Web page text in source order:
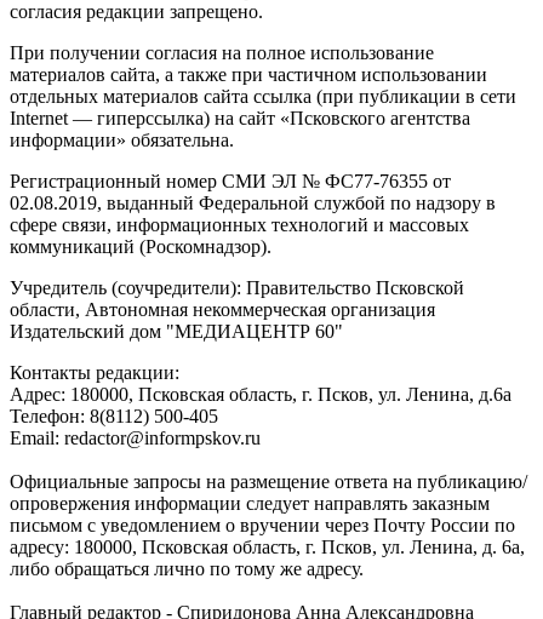
согласия редакции запрещено.
При получении согласия на полное использование
материалов сайта, а также при частичном использовании
отдельных материалов сайта ссылка (при публикации в сети
Internet — гиперссылка) на сайт «Псковского агентства
информации» обязательна.
Регистрационный номер СМИ ЭЛ № ФС77-76355 от
02.08.2019, выданный Федеральной службой по надзору в
сфере связи, информационных технологий и массовых
коммуникаций (Роскомнадзор).
Учредитель (соучредители): Правительство Псковской
области, Автономная некоммерческая организация
Издательский дом "МЕДИАЦЕНТР 60"
Контакты редакции:
Адреc: 180000, Псковская область, г. Псков, ул. Ленина, д.6а
Телефон: 8(8112) 500-405
Email: redactor@informpskov.ru
Официальные запросы на размещение ответа на публикацию/
опровержения информации следует направлять заказным
письмом с уведомлением о вручении через Почту России по
адресу: 180000, Псковская область, г. Псков, ул. Ленина, д. 6а,
либо обращаться лично по тому же адресу.
Главный редактор - Спиридонова Анна Александровна